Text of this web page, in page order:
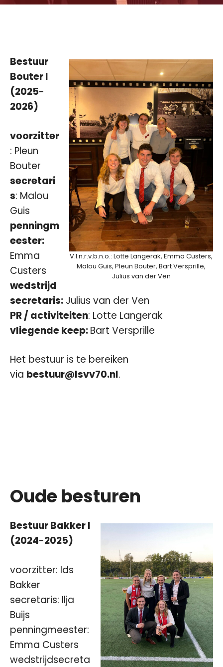
V.l.n.r.v.b.n.o.: Lotte Langerak, Emma Custers,
Malou Guis, Pleun Bouter, Bart Versprille,
Julius van der Ven
Bestuur
Bouter I
(2025-
2026)
voorzitter
: Pleun
Bouter
secretari
s: Malou
Guis
penningm
eester:
Emma
Custers
wedstrijd
secretaris: Julius van der Ven
PR / activiteiten: Lotte Langerak
vliegende keep:Bart Versprille
Het bestuur is te bereiken
via bestuur@lsvv70.nl.
Oude besturen
Bestuur Bakker I
(2024-2025)
voorzitter: Ids
Bakker
secretaris: Ilja
Buijs
penningmeester:
Emma Custers
wedstrijdsecreta